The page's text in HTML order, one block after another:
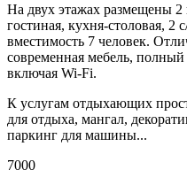
На двух этажах размещены
гостиная, кухня-столовая, 2
вместимость 7 человек.
современная мебель,
включая Wi-Fi.
К услугам отдыхающих
для отдыха, мангал,
паркинг для машины...
7000